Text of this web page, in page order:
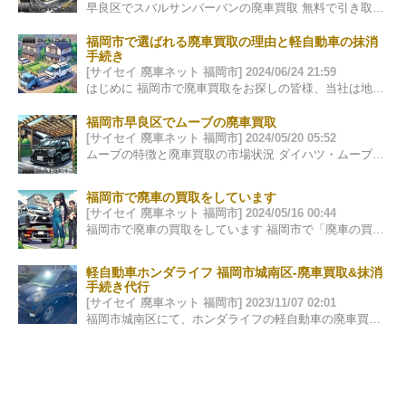
早良区でスバルサンバーバンの廃車買取 無料で引き取りと抹消手続きを実施 この度、早良区でスバルサンバーバンの廃車買取を実施させていただきました…
福岡市で選ばれる廃車買取の理由と軽自動車の抹消
手続き
[サイセイ 廃車ネット 福岡市] 2024/06/24 21:59
はじめに 福岡市で廃車買取をお探しの皆様、当社は地元福岡を基点に信頼と実績を積み重ねて参りました。多くのお客様に支持される理由は、透明性の高い…
福岡市早良区でムーブの廃車買取
[サイセイ 廃車ネット 福岡市] 2024/05/20 05:52
ムーブの特徴と廃車買取の市場状況 ダイハツ・ムーブは、そのコンパクトなサイズと経済性で多くのドライバーに愛されてきました。福岡市…
福岡市で廃車の買取をしています
[サイセイ 廃車ネット 福岡市] 2024/05/16 00:44
福岡市で廃車の買取をしています 福岡市で「廃車の買取」をお考えの皆様、当社は廃車やスクラップ車の買取を専門に行っています。面倒な手続きをす…
軽自動車ホンダライフ 福岡市城南区-廃車買取&抹消
手続き代行
[サイセイ 廃車ネット 福岡市] 2023/11/07 02:01
福岡市城南区にて、ホンダライフの軽自動車の廃車買取をさせて頂きました。 引き取り、抹消手続きは無料で行なっております。新しい車が来るとの事でし…